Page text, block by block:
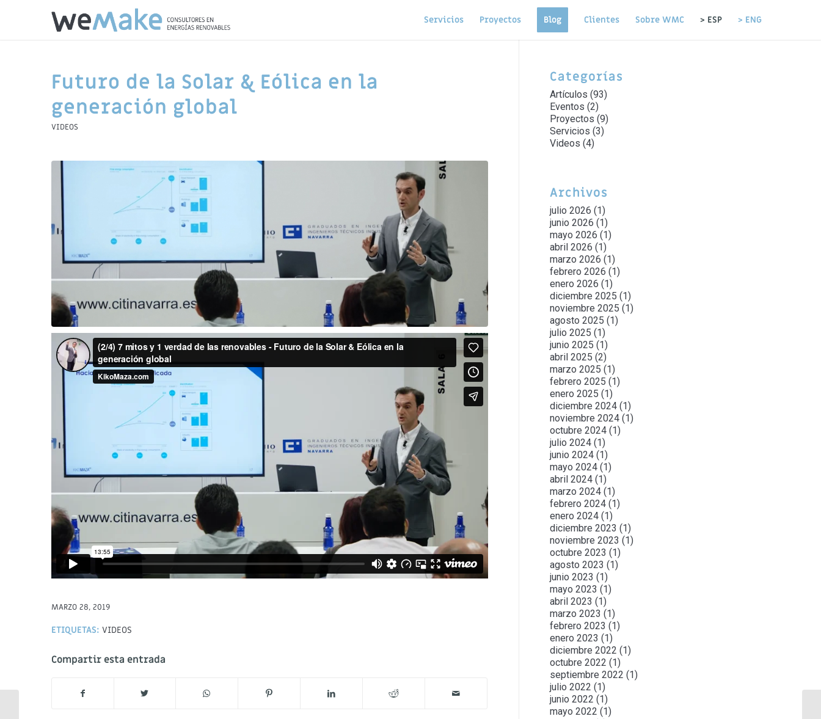
Servicios Proyectos Blog Clientes Sobre WMC > ESP > ENG
Futuro de la Solar & Eólica en la
generación global
VIDEOS
MARZO 28, 2019
ETIQUETAS: VIDEOS
Compartir esta entrada
Categorías
Artículos (93)
Eventos (2)
Proyectos (9)
Servicios (3)
Videos (4)
Archivos
julio 2026 (1)
junio 2026 (1)
mayo 2026 (1)
abril 2026 (1)
marzo 2026 (1)
febrero 2026 (1)
enero 2026 (1)
diciembre 2025 (1)
noviembre 2025 (1)
agosto 2025 (1)
julio 2025 (1)
junio 2025 (1)
abril 2025 (2)
marzo 2025 (1)
febrero 2025 (1)
enero 2025 (1)
diciembre 2024(1)
noviembre 2024(1)
octubre 2024(1)
julio 2024(1)
junio 2024(1)
mayo 2024(1)
abril 2024(1)
marzo 2024(1)
febrero 2024(1)
enero 2024(1)
diciembre 2023 (1)
noviembre 2023 (1)
octubre 2023 (1)
agosto 2023 (1)
junio 2023 (1)
mayo 2023 (1)
abril 2023 (1)
marzo 2023 (1)
febrero 2023 (1)
enero 2023 (1)
diciembre 2022 (1)
octubre 2022 (1)
septiembre 2022 (1)
julio 2022 (1)
junio 2022 (1)
mayo 2022 (1)